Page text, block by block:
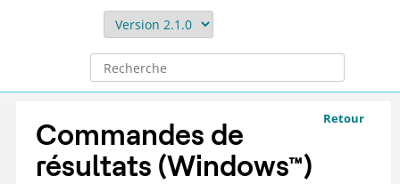
Retour
Commandes de
résultats (Windows™)